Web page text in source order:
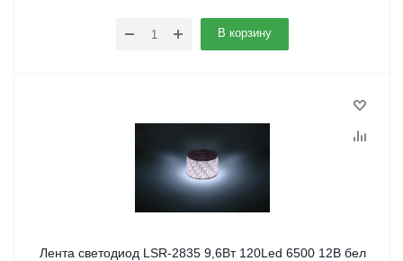
В корзину
Лента светодиод LSR-2835 9,6Вт 120Led 6500 12В бел